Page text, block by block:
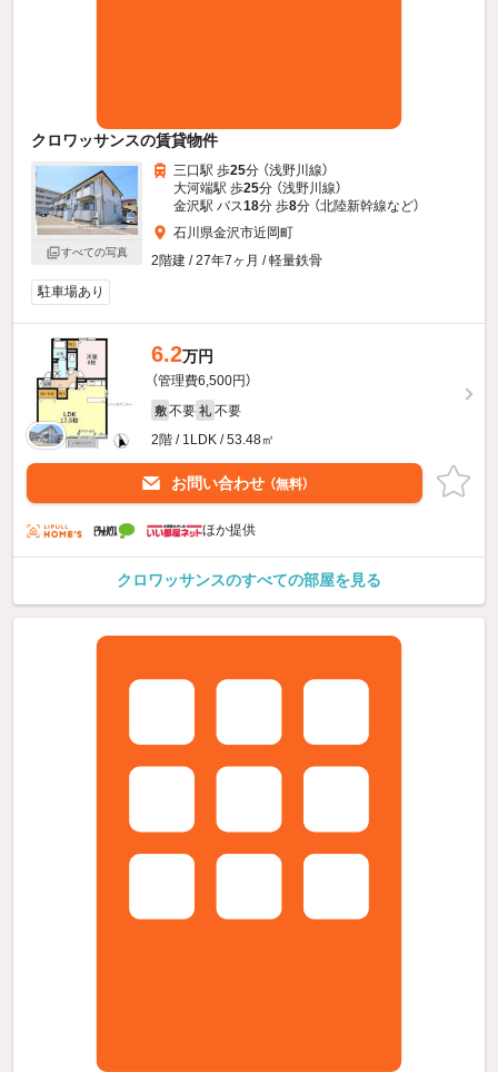
クロワッサンスの賃貸物件
すべての写真
三口駅 歩25分 （浅野川線）
大河端駅 歩25分 （浅野川線）
金沢駅 バス18分 歩8分 （北陸新幹線など）
石川県金沢市近岡町
2階建 / 27年7ヶ月 / 軽量鉄骨
駐車場あり
6.2万円
（管理費6,500円）
敷 不要 礼 不要
2階 / 1LDK / 53.48㎡
お問い合わせ （無料）
ほか提供
クロワッサンスのすべての部屋を見る